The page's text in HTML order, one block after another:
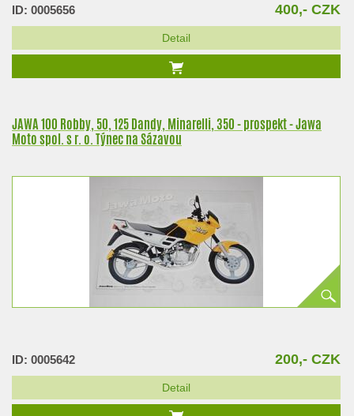
ID: 0005656 400,- CZK
Detail
JAWA 100 Robby, 50, 125 Dandy, Minarelli, 350 - prospekt - Jawa
Moto spol. s r. o. Týnec na Sázavou
ID: 0005642 200,- CZK
Detail